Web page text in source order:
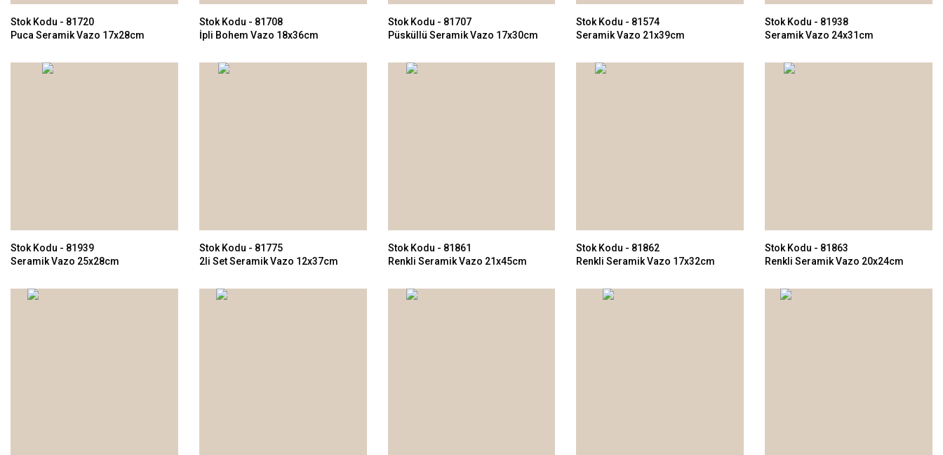
Stok Kodu - 81720
Puca Seramik Vazo 17x28cm
Stok Kodu - 81708
İpli Bohem Vazo 18x36cm
Stok Kodu - 81707
Püsküllü Seramik Vazo 17x30cm
Stok Kodu - 81574
Seramik Vazo 21x39cm
Stok Kodu - 81938
Seramik Vazo 24x31cm
Stok Kodu - 81939
Seramik Vazo 25x28cm
Stok Kodu - 81775
2li Set Seramik Vazo 12x37cm
Stok Kodu - 81861
Renkli Seramik Vazo 21x45cm
Stok Kodu - 81862
Renkli Seramik Vazo 17x32cm
Stok Kodu - 81863
Renkli Seramik Vazo 20x24cm